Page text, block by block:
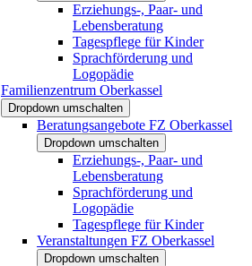
Erziehungs-, Paar- und
Lebensberatung
Tagespflege für Kinder
Sprachförderung und
Logopädie
Familienzentrum Oberkassel
Dropdown umschalten
Beratungsangebote FZ Oberkassel
Dropdown umschalten
Erziehungs-, Paar- und
Lebensberatung
Sprachförderung und
Logopädie
Tagespflege für Kinder
Veranstaltungen FZ Oberkassel
Dropdown umschalten